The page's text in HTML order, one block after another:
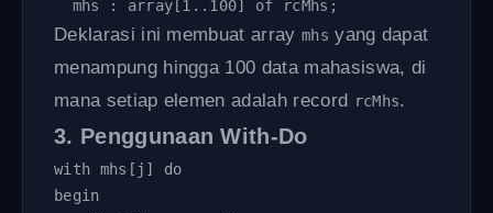
  mhs : array[1..100] of rcMhs;
Deklarasi ini membuat array mhs yang dapat
menampung hingga 100 data mahasiswa, di
mana setiap elemen adalah record rcMhs.
3. Penggunaan With-Do
with mhs[j] do
begin